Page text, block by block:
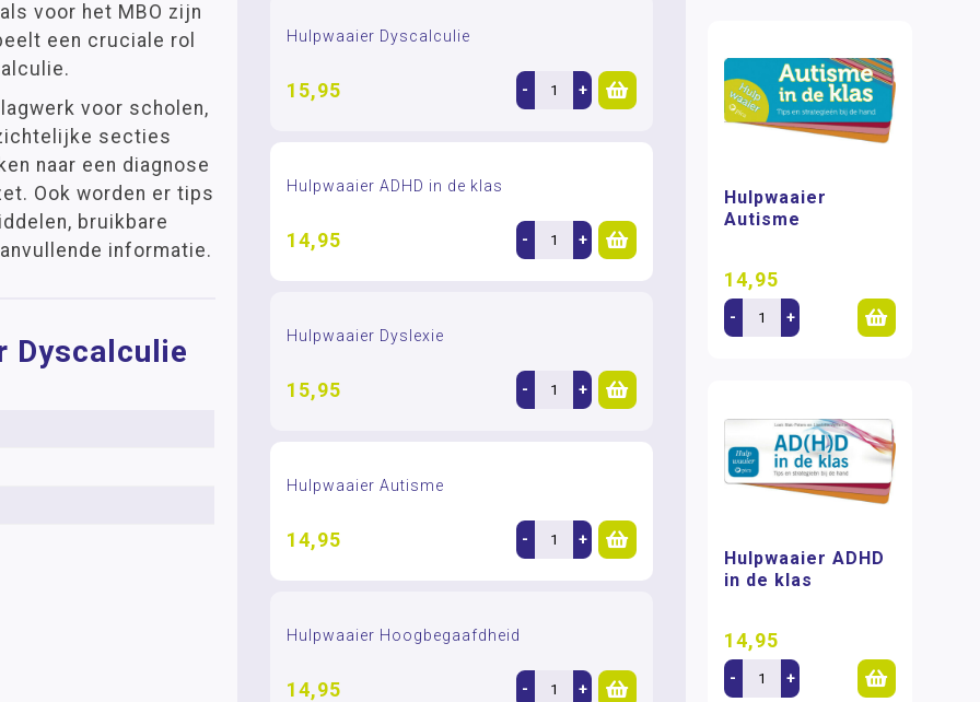
Hulpwaaier Dyscalculie
15,95 - +
Hulpwaaier ADHD in de klas
14,95 - +
Hulpwaaier Dyslexie
15,95 - +
Hulpwaaier Autisme
14,95 - +
Hulpwaaier Hoogbegaafdheid
14,95 - +
voor het MBO zijn
een cruciale rol
voor scholen,
secties
naar een diagnose
Ook worden er tips
bruikbare
informatie.
Dyscalculie
Hulpwaaier
Autisme
14,95
- +
Hulpwaaier ADHD
in de klas
14,95
- +